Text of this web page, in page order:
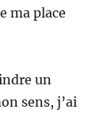
ma place
un
sens, j’ai